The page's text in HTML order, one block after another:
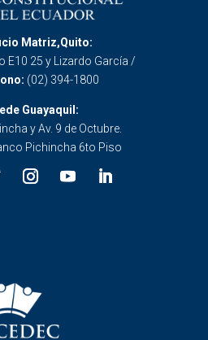
Matriz,Quito:
E10 25 y Lizardo García /
(02) 394-1800
Guayaquil:
y Av. 9 de Octubre.
Pichincha 6to Piso